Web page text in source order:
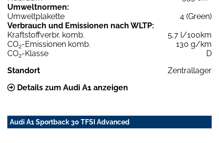
Umweltnormen:
Umweltplakette
4 (Green)
Verbrauch und Emissionen nach WLTP:
Kraftstoffverbr. komb.
5,7 l/100km
CO2-Emissionen komb.
130 g/km
CO2-Klasse
D
Standort
Zentrallager
Details zum Audi A1 anzeigen
Audi A1 Sportback 30 TFSI Advanced